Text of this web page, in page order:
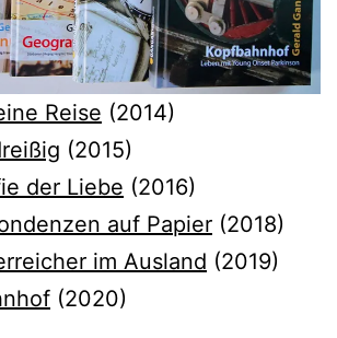
Reise (2014)
(2015)
der Liebe (2016)
auf Papier (2018)
im Ausland (2019)
(2020)